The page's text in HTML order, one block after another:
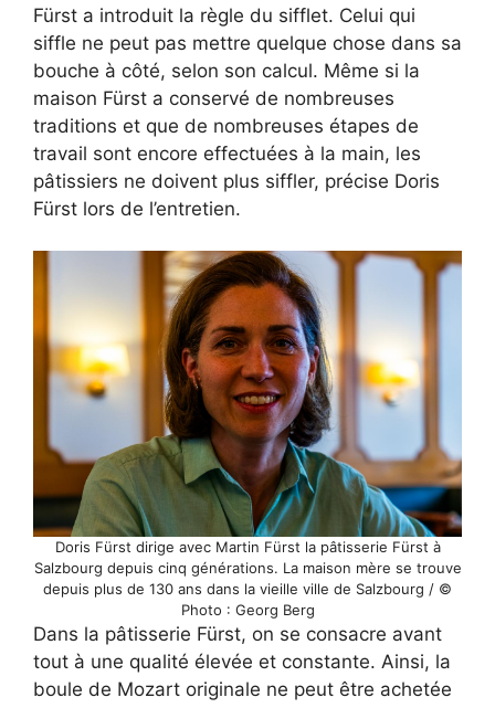
Fürst a introduit la règle du sifflet. Celui qui
siffle ne peut pas mettre quelque chose dans sa
bouche à côté, selon son calcul. Même si la
maison Fürst a conservé de nombreuses
traditions et que de nombreuses étapes de
travail sont encore effectuées à la main, les
pâtissiers ne doivent plus siffler, précise Doris
Fürst lors de l’entretien.
Doris Fürst dirige avec Martin Fürst la pâtisserie Fürst à
Salzbourg depuis cinq générations. La maison mère se trouve
depuis plus de 130 ans dans la vieille ville de Salzbourg / ©
Photo : Georg Berg
Dans la pâtisserie Fürst, on se consacre avant
tout à une qualité élevée et constante. Ainsi, la
boule de Mozart originale ne peut être achetée